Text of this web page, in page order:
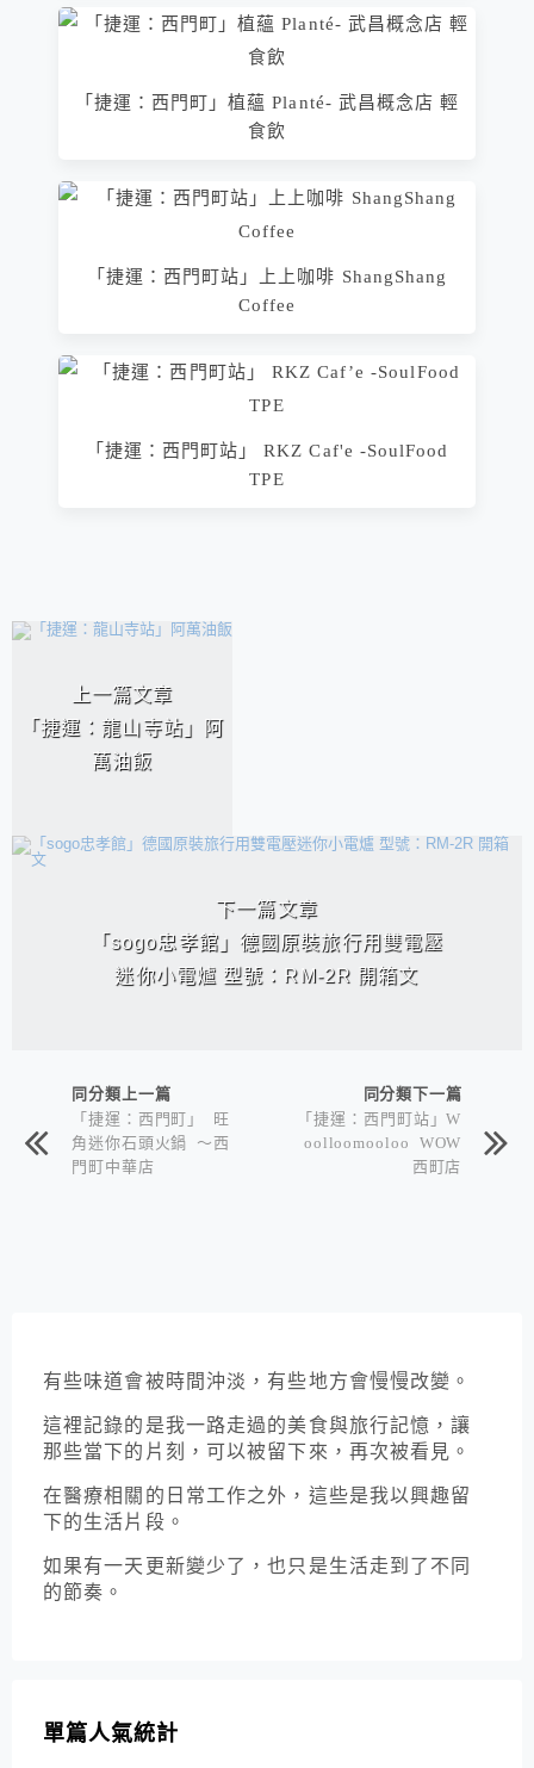
「捷運：西門町」植蘊 Planté- 武昌概念店 輕
食飲
「捷運：西門町站」上上咖啡 ShangShang
Coffee
「捷運：西門町站」 RKZ Caf'e -SoulFood
TPE
相連文章
上一篇文章
「捷運：龍山寺站」阿
萬油飯
下一篇文章
「sogo忠孝館」德國原裝旅行用雙電壓
迷你小電爐 型號：RM-2R 開箱文
同分類上一篇
「捷運：西門町」 旺
角迷你石頭火鍋 ～西
門町中華店
同分類下一篇
「捷運：西門町站」W
oolloomooloo WOW
西町店
有些味道會被時間沖淡，有些地方會慢慢改變。
這裡記錄的是我一路走過的美食與旅行記憶，讓
那些當下的片刻，可以被留下來，再次被看見。
在醫療相關的日常工作之外，這些是我以興趣留
下的生活片段。
如果有一天更新變少了，也只是生活走到了不同
的節奏。
單篇人氣統計